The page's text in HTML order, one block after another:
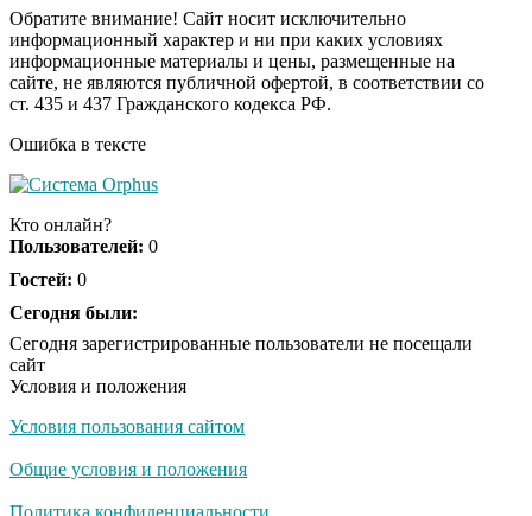
некому тренировать
i
Ролик длится пару
секунд, но вы будете в
шоке от увиденного
Королева вагона
Обратите внимание! Сайт носит исключительно
информационный характер и ни при каких условиях
информационные материалы и цены, размещенные на
сайте, не являются публичной офертой, в соответствии со
ст. 435 и 437 Гражданского кодекса РФ.
Ошибка в тексте
Кто онлайн?
Пользователей: 0
Гостей: 0
Сегодня были:
Сегодня зарегистрированные пользователи не посещали
сайт
Условия и положения
Условия пользования сайтом
Общие условия и положения
Политика конфиденциальности